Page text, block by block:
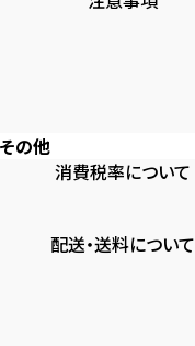
その他
消費税率について
配送・送料について